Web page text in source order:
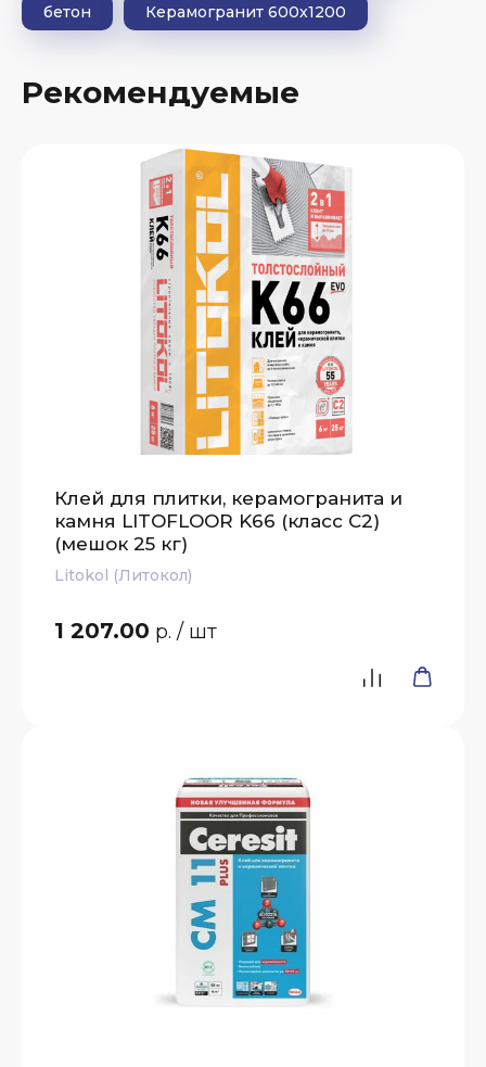
бетон Керамогранит 600x1200
Рекомендуемые
Клей для плитки, керамогранита и
камня LITOFLOOR K66 (класс С2)
(мешок 25 кг)
Litokol (Литокол)
1 207.00 р. / шт